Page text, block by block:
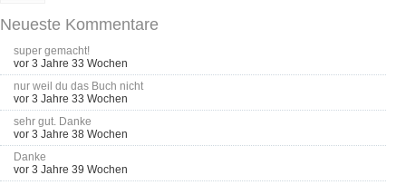
Neueste Kommentare
super gemacht!
vor 3 Jahre 33 Wochen
nur weil du das Buch nicht
vor 3 Jahre 33 Wochen
sehr gut. Danke
vor 3 Jahre 38 Wochen
Danke
vor 3 Jahre 39 Wochen